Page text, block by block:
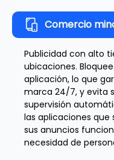
Comercio
Publicidad con alto
ubicaciones.
aplicación, lo que
marca 24/7, y evita
supervisión
las aplicaciones que
sus anuncios
necesidad de